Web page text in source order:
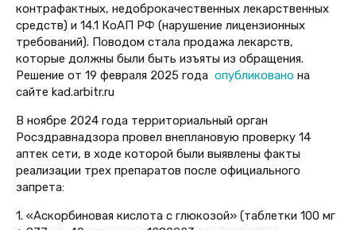
контрафактных, недоброкачественных лекарственных
средств) и 14.1 КоАП РФ (нарушение лицензионных
требований). Поводом стала продажа лекарств,
которые должны были быть изъяты из обращения.
Решение от 19 февраля 2025 года опубликовано на
сайте kad.arbitr.ru
В ноябре 2024 года территориальный орган
Росздравнадзора провел внеплановую проверку 14
аптек сети, в ходе которой были выявлены факты
реализации трех препаратов после официального
запрета:
1. «Аскорбиновая кислота с глюкозой» (таблетки 100 мг